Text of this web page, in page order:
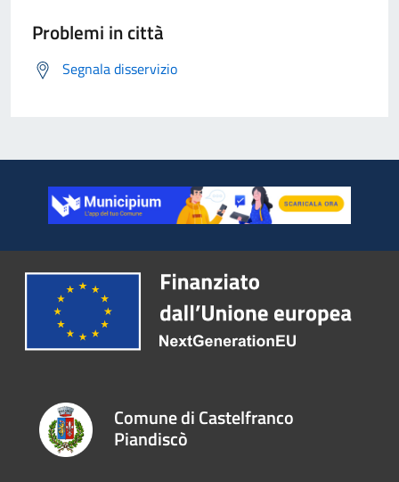
Problemi in città
Segnala disservizio
Comune di Castelfranco
Piandiscò